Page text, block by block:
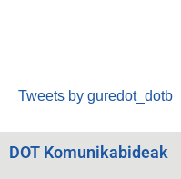
Tweets by guredot_dotb
DOT Komunikabideak